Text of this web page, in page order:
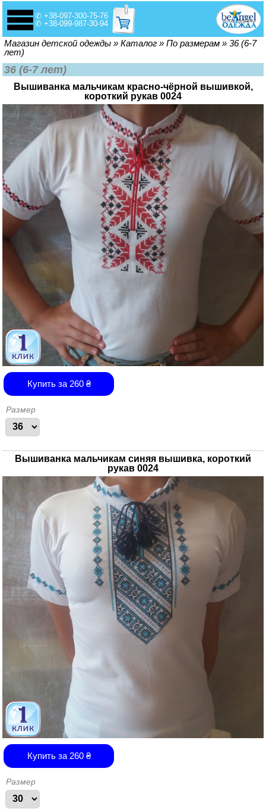
✆ +38-097-300-75-76
✆ +38-099-987-30-94
Вы здесь
Магазин детской одежды » Каталог » По размерам » 36 (6-7
лет)
36 (6-7 лет)
Вышиванка мальчикам красно-чёрной вышивкой,
короткий рукав 0024
Купить за 260₴
Размер
Вышиванка мальчикам синяя вышивка, короткий
рукав 0024
Купить за 260₴
Размер